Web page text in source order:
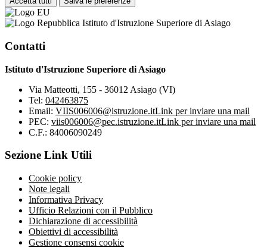
Istituto d'Istruzione Superiore di Asiago
Contatti
Istituto d'Istruzione Superiore di Asiago
Via Matteotti, 155 - 36012 Asiago (VI)
Tel: 042463875
Email: VIIS006006@istruzione.itLink per inviare una mail
PEC: viis006006@pec.istruzione.itLink per inviare una mail
C.F.: 84006090249
Sezione Link Utili
Cookie policy
Note legali
Informativa Privacy
Ufficio Relazioni con il Pubblico
Dichiarazione di accessibilità
Obiettivi di accessibilità
Gestione consensi cookie